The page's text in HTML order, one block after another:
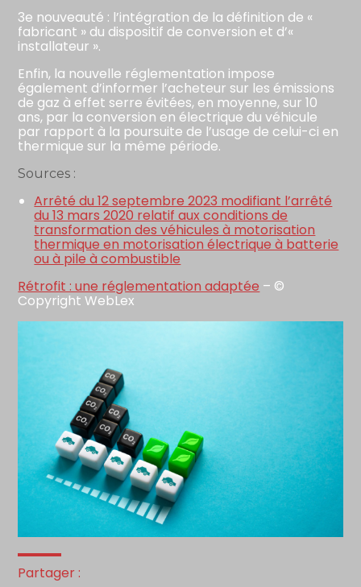
3e nouveauté : l’intégration de la définition de «
fabricant » du dispositif de conversion et d’«
installateur ».
Enfin, la nouvelle réglementation impose
également d’informer l’acheteur sur les émissions
de gaz à effet serre évitées, en moyenne, sur 10
ans, par la conversion en électrique du véhicule
par rapport à la poursuite de l’usage de celui-ci en
thermique sur la même période.
Sources :
Arrêté du 12 septembre 2023 modifiant l’arrêté
du 13 mars 2020 relatif aux conditions de
transformation des véhicules à motorisation
thermique en motorisation électrique à batterie
ou à pile à combustible
Rétrofit : une réglementation adaptée – ©
Copyright WebLex
Partager :